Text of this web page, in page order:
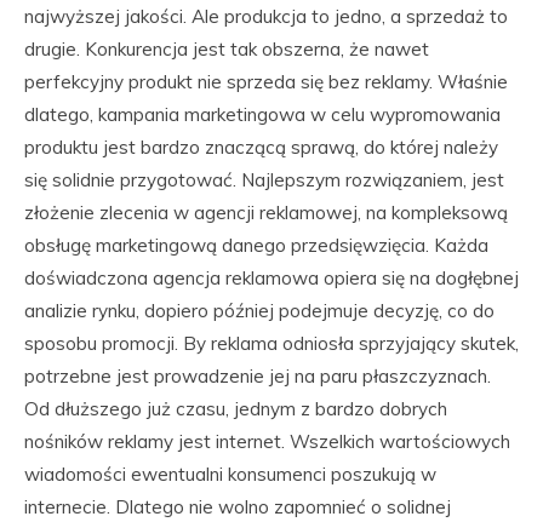
najwyższej jakości. Ale produkcja to jedno, a sprzedaż to
drugie. Konkurencja jest tak obszerna, że nawet
perfekcyjny produkt nie sprzeda się bez reklamy. Właśnie
dlatego, kampania marketingowa w celu wypromowania
produktu jest bardzo znaczącą sprawą, do której należy
się solidnie przygotować. Najlepszym rozwiązaniem, jest
złożenie zlecenia w agencji reklamowej, na kompleksową
obsługę marketingową danego przedsięwzięcia. Każda
doświadczona agencja reklamowa opiera się na dogłębnej
analizie rynku, dopiero później podejmuje decyzję, co do
sposobu promocji. By reklama odniosła sprzyjający skutek,
potrzebne jest prowadzenie jej na paru płaszczyznach.
Od dłuższego już czasu, jednym z bardzo dobrych
nośników reklamy jest internet. Wszelkich wartościowych
wiadomości ewentualni konsumenci poszukują w
internecie. Dlatego nie wolno zapomnieć o solidnej